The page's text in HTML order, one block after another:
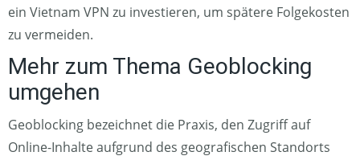
ein Vietnam VPN zu investieren, um spätere Folgekosten
zu vermeiden.
Mehr zum Thema Geoblocking
umgehen
Geoblocking bezeichnet die Praxis, den Zugriff auf
Online-Inhalte aufgrund des geografischen Standorts